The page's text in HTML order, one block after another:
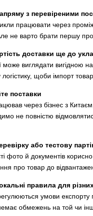
з перевіреними
працювати через
не варто брати першу
доставки ще до
може виглядати вигідною
щоби імпорт
поставки
через бізнес з
не повністю
або тестову
фото й документів
про товар до
правила для
умови
обмежень на той чи